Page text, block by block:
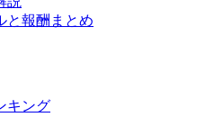
と報酬まとめ
キング